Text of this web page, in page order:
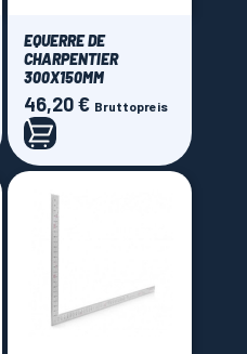
EQUERRE DE
CHARPENTIER
300X150MM
Preis
46,20 € Bruttopreis